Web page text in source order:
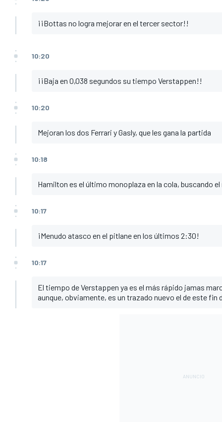
¡¡Bottas no logra mejorar en el tercer sector!!
10:20
¡¡Baja en 0,038 segundos su tiempo Verstappen!!
10:20
Mejoran los dos Ferrari y Gasly, que les gana la partida
10:18
Hamilton es el último monoplaza en la cola, buscando
10:17
¡Menudo atasco en el pitlane en los últimos 2:30!
10:17
El tiempo de Verstappen ya es el más rápido jamas
aunque, obviamente, es un trazado nuevo el de este fin